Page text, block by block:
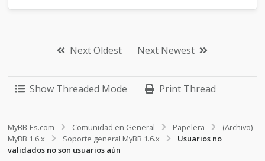
Next Oldest Next Newest
Show Threaded Mode Print Thread
MyBB-Es.com Comunidad en General Papelera
(Archivo)
MyBB 1.6.x
Soporte general MyBB 1.6.x
Usuarios no
validados no son usuarios aún